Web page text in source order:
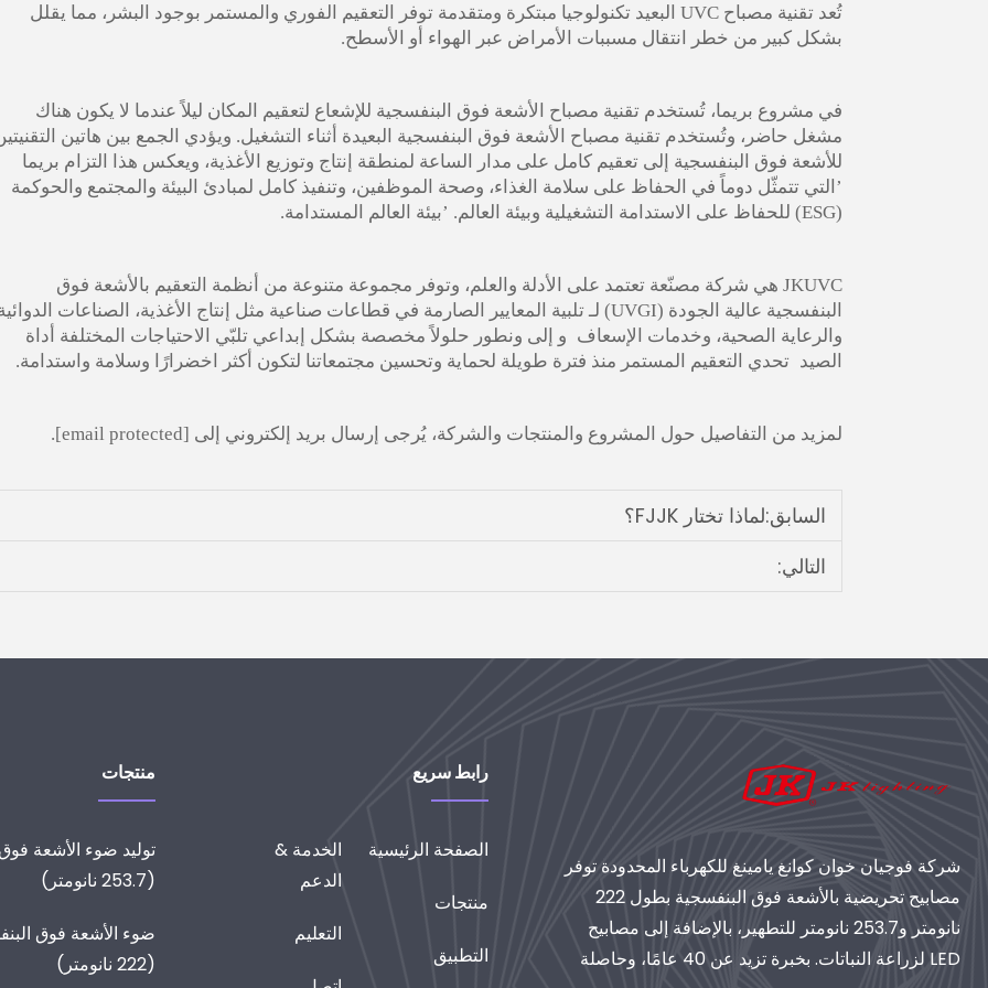
تُعد تقنية مصباح UVC البعيد تكنولوجيا مبتكرة ومتقدمة توفر التعقيم الفوري والمستمر بوجود البشر، مما يقلل
بشكل كبير من خطر انتقال مسببات الأمراض عبر الهواء أو الأسطح.
في مشروع بريما، تُستخدم تقنية مصباح الأشعة فوق البنفسجية للإشعاع لتعقيم المكان ليلاً عندما لا يكون هناك
مشغل حاضر، وتُستخدم تقنية مصباح الأشعة فوق البنفسجية البعيدة أثناء التشغيل. ويؤدي الجمع بين هاتين
للأشعة فوق البنفسجية إلى تعقيم كامل على مدار الساعة لمنطقة إنتاج وتوزيع الأغذية، ويعكس هذا التزام بريما
’ التي تتمثّل دوماً في الحفاظ على سلامة الغذاء، وصحة الموظفين، وتنفيذ كامل لمبادئ البيئة والمجتمع والحوكمة
(ESG) للحفاظ على الاستدامة التشغيلية وبيئة العالم.
’بيئة العالم المستدامة.
JKUVC هي شركة مصنّعة تعتمد على الأدلة والعلم، وتوفر مجموعة متنوعة من أنظمة التعقيم بالأشعة فوق
البنفسجية عالية الجودة (UVGI) لـ
تلبية المعايير الصارمة في قطاعات صناعية مثل إنتاج الأغذية، الصناعات
والرعاية الصحية، وخدمات الإسعاف و إلى ونطور حلولاً مخصصة بشكل إبداعي تلبّي الاحتياجات المختلفة أداة
الصيد تحدي التعقيم المستمر منذ فترة طويلة لحماية وتحسين مجتمعاتنا لتكون أكثر اخضرارًا وسلامة واستدامة.
لمزيد من التفاصيل حول المشروع والمنتجات والشركة، يُرجى إرسال بريد إلكتروني إلى [email protected]
.
السابق:لماذا تختار FJJK؟
التالي:
شركة فوجيان خوان كوانغ يامينغ للكهرباء المحدودة توفر
مصابيح تحريضية بالأشعة فوق البنفسجية بطول 222
نانومتر و253.7 نانومتر للتطهير، بالإضافة إلى مصابيح
LED لزراعة النباتات. بخبرة تزيد عن 40 عامًا، وحاصلة
رابط سريع
الصفحة الرئيسية
منتجات
التطبيق
الخدمة &
الدعم
التعليم
منتجات
توليد ضوء الأشعة
(253.7 نانومتر)
ضوء الأشعة فوق
(222 نانومتر)